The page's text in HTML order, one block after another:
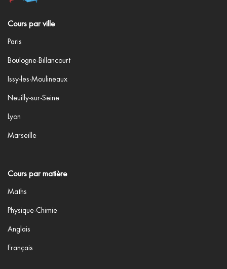
Cours par ville
Paris
Boulogne-Billancourt
Issy-les-Moulineaux
Neuilly-sur-Seine
Lyon
Marseille
Cours par matière
Maths
Physique-Chimie
Anglais
Français